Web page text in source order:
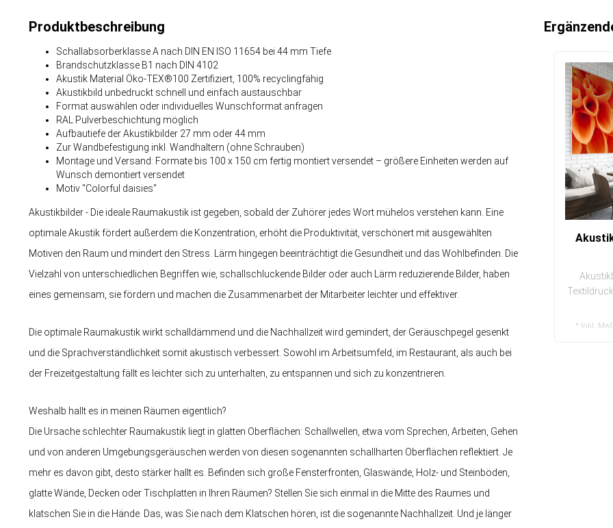
Produktbeschreibung
Schallabsorberklasse A nach DIN EN ISO 11654 bei 44 mm Tiefe
Brandschutzklasse B1 nach DIN 4102
Akustik Material Öko-TEX®100 Zertifiziert, 100% recyclingfähig
Akustikbild unbedruckt schnell und einfach austauschbar
Format auswählen oder individuelles Wunschformat anfragen
RAL Pulverbeschichtung möglich
Aufbautiefe der Akustikbilder 27 mm oder 44 mm
Zur Wandbefestigung inkl. Wandhaltern (ohne Schrauben)
Montage und Versand: Formate bis 100 x 150 cm fertig montiert versendet – größere Einheiten werden auf
Wunsch demontiert versendet
Motiv "Colorful daisies"
Akustikbilder - Die ideale Raumakustik ist gegeben, sobald der Zuhörer jedes Wort mühelos verstehen kann. Eine
optimale Akustik fördert außerdem die Konzentration, erhöht die Produktivität, verschönert mit ausgewählten
Motiven den Raum und mindert den Stress. Lärm hingegen beeinträchtigt die Gesundheit und das Wohlbefinden. Die
Vielzahl von unterschiedlichen Begriffen wie, schallschluckende Bilder oder auch Lärm reduzierende Bilder, haben
eines gemeinsam, sie fördern und machen die Zusammenarbeit der Mitarbeiter leichter und effektiver.
Die optimale Raumakustik wirkt schalldämmend und die Nachhallzeit wird gemindert, der Geräuschpegel gesenkt
und die Sprachverständlichkeit somit akustisch verbessert. Sowohl im Arbeitsumfeld, im Restaurant, als auch bei
der Freizeitgestaltung fällt es leichter sich zu unterhalten, zu entspannen und sich zu konzentrieren.
Weshalb hallt es in meinen Räumen eigentlich?
Die Ursache schlechter Raumakustik liegt in glatten Oberflächen: Schallwellen, etwa vom Sprechen, Arbeiten, Gehen
und von anderen Umgebungsgeräuschen werden von diesen sogenannten schallharten Oberflächen reflektiert. Je
mehr es davon gibt, desto stärker hallt es. Befinden sich große Fensterfronten, Glaswände, Holz- und Steinböden,
glatte Wände, Decken oder Tischplatten in Ihren Räumen? Stellen Sie sich einmal in die Mitte des Raumes und
klatschen Sie in die Hände. Das, was Sie nach dem Klatschen hören, ist die sogenannte Nachhallzeit. Und je länger
* Inkl.